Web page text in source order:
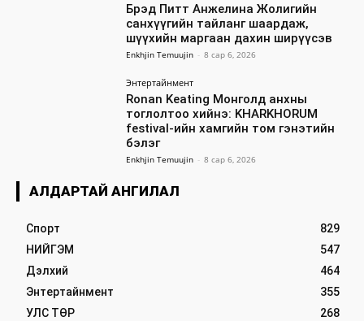
Брэд Питт Анжелина Жолигийн
санхүүгийн тайланг шаардаж,
шүүхийн маргаан дахин ширүүсэв
Enkhjin Temuujin - 8 сар 6, 2026
Энтертайнмент
Ronan Keating Монголд анхны
тоглолтоо хийнэ: KHARKHORUM
festival-ийн хамгийн том гэнэтийн
бэлэг
Enkhjin Temuujin - 8 сар 6, 2026
АЛДАРТАЙ АНГИЛАЛ
Спорт
829
НИЙГЭМ
547
Дэлхий
464
Энтертайнмент
355
УЛС ТӨР
268